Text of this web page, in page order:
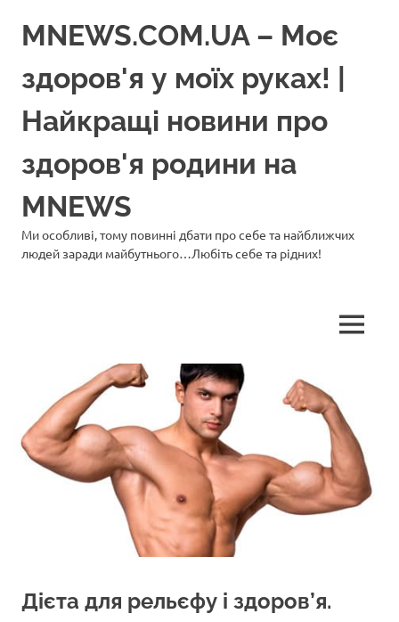
MNEWS.COM.UA – Моє
здоров'я у моїх руках! |
Найкращі новини про
здоров'я родини на
MNEWS
Ми особливі, тому повинні дбати про себе та найближчих
людей заради майбутнього…Любіть себе та рідних!
МЕНЮ
Дієта для рельєфу і здоров’я.